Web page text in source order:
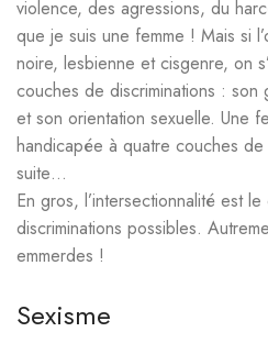
violence, des agressions, du
que je suis une femme ! Mais si
noire, lesbienne et cisgenre, on
couches de discriminations :
et son orientation sexuelle. Une
handicapée à quatre couches
suite…
En gros, l’intersectionnalité est
discriminations possibles.
emmerdes !
Sexisme